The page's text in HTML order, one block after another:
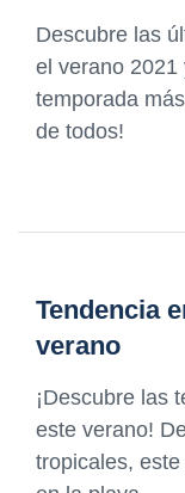
Descubre las
el verano 2021
temporada
de todos!
Tendencia
verano
¡Descubre las
este verano!
tropicales,